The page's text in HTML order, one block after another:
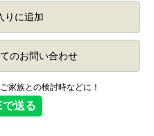
りに追加
のお問い合わせ
家族との検討時などに！